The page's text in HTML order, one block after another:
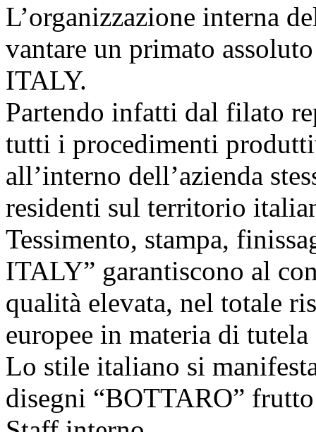
L’organizzazione interna
vantare un primato
ITALY.
Partendo infatti dal filato
tutti i procedimenti
all’interno dell’azienda
residenti sul territorio
Tessimento, stampa,
ITALY” garantiscono al
qualità elevata, nel totale
europee in materia di
Lo stile italiano si
disegni “BOTTARO”